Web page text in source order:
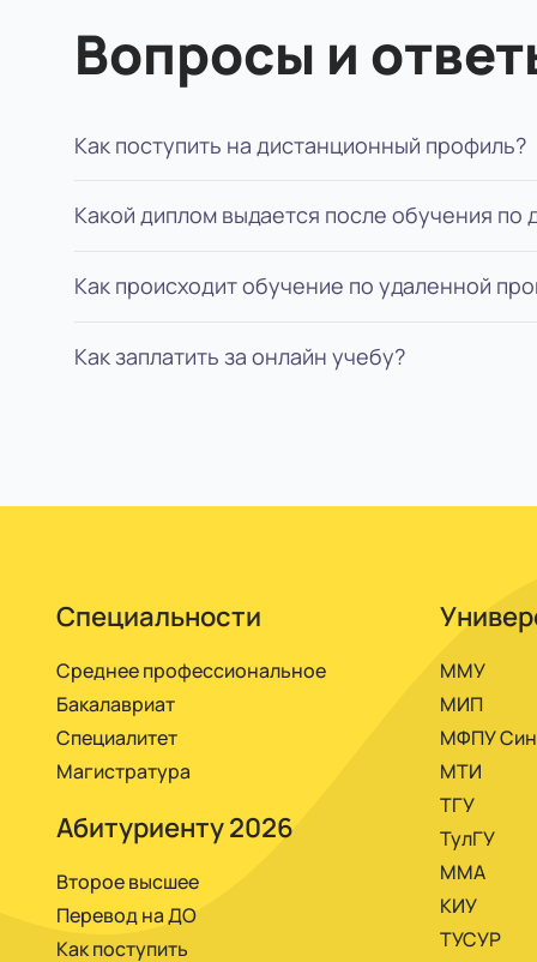
Вопросы и
Как поступить на дистанционный профиль?
обучение, подписать договор. Мы будем
Какой диплом выдается после обучения по
указывается форма обучения.
Как происходит обучение по удаленной
Как заплатить за онлайн учебу?
Специальности
Среднее профессиональное
Бакалавриат
Специалитет
Магистратура
Абитуриенту 2026
Второе высшее
Перевод на ДО
Как поступить
ММУ
МИП
МФПУ
МТИ
ТГУ
ТулГУ
ММА
КИУ
ТУСУР